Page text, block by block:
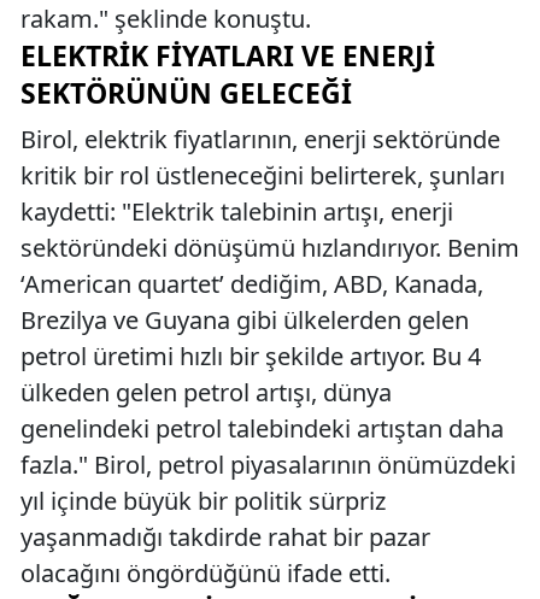
rakam." şeklinde konuştu.
ELEKTRIK FIYATLARI VE ENERJI
SEKTÖRÜNÜN GELECEĞI
Birol, elektrik fiyatlarının, enerji sektöründe
kritik bir rol üstleneceğini belirterek, şunları
kaydetti: "Elektrik talebinin artışı, enerji
sektöründeki dönüşümü hızlandırıyor. Benim
‘American quartet’ dediğim, ABD, Kanada,
Brezilya ve Guyana gibi ülkelerden gelen
petrol üretimi hızlı bir şekilde artıyor. Bu 4
ülkeden gelen petrol artışı, dünya
genelindeki petrol talebindeki artıştan daha
fazla." Birol, petrol piyasalarının önümüzdeki
yıl içinde büyük bir politik sürpriz
yaşanmadığı takdirde rahat bir pazar
olacağını öngördüğünü ifade etti.